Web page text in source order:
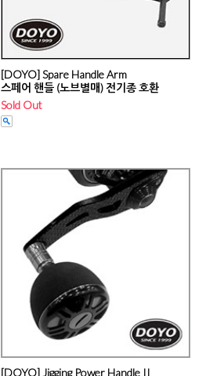
[DOYO] Spare Handle Arm
스페어 핸들 (노브별매) 전기종 호환
Sold Out
[DOYO] Jigging Power Handle II